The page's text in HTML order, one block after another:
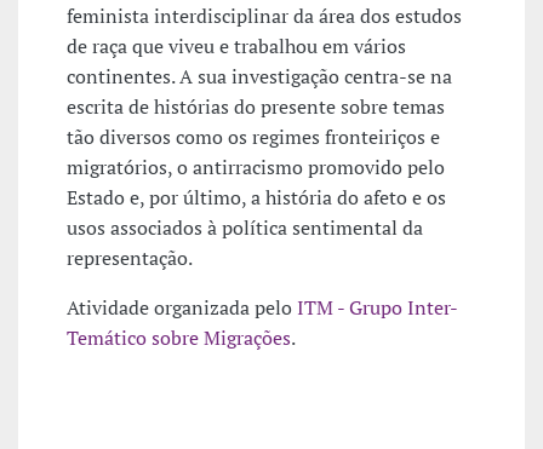
feminista interdisciplinar da área dos estudos
de raça que viveu e trabalhou em vários
continentes. A sua investigação centra-se na
escrita de histórias do presente sobre temas
tão diversos como os regimes fronteiriços e
migratórios, o antirracismo promovido pelo
Estado e, por último, a história do afeto e os
usos associados à política sentimental da
representação.
Atividade organizada peloITM - Grupo Inter-
Temático sobre Migrações.